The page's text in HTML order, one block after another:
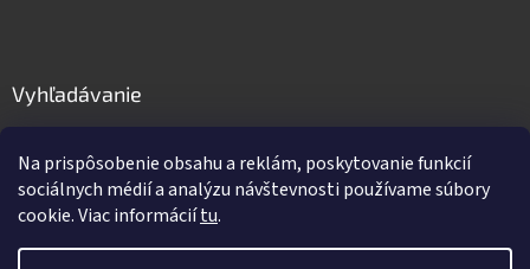
Na prispôsobenie obsahu a reklám, poskytovanie funkcií
sociálnych médií a analýzu návštevnosti používame súbory
cookie. Viac informáciítu.
Vyhľadávanie
HĽADAŤ